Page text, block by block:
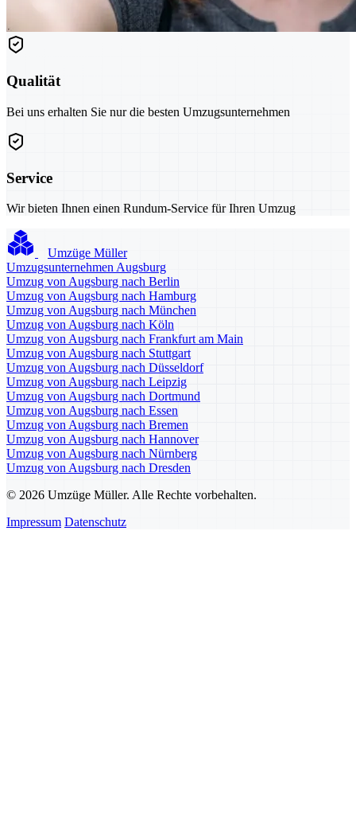
Qualität
Bei uns erhalten Sie nur die besten Umzugsunternehmen
Service
Wir bieten Ihnen einen Rundum-Service für Ihren Umzug
Umzüge Müller
Umzugsunternehmen Augsburg
Umzug von Augsburg nach Berlin
Umzug von Augsburg nach Hamburg
Umzug von Augsburg nach München
Umzug von Augsburg nach Köln
Umzug von Augsburg nach Frankfurt am Main
Umzug von Augsburg nach Stuttgart
Umzug von Augsburg nach Düsseldorf
Umzug von Augsburg nach Leipzig
Umzug von Augsburg nach Dortmund
Umzug von Augsburg nach Essen
Umzug von Augsburg nach Bremen
Umzug von Augsburg nach Hannover
Umzug von Augsburg nach Nürnberg
Umzug von Augsburg nach Dresden
© 2026 Umzüge Müller. Alle Rechte vorbehalten.
Impressum Datenschutz